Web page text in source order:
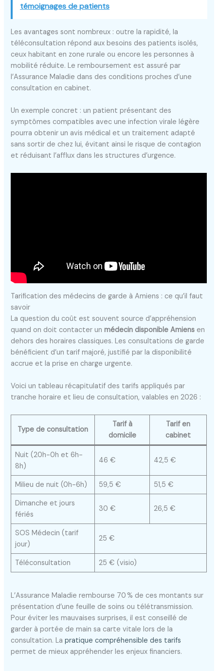
témoignages de patients
Les avantages sont nombreux : outre la rapidité, la
téléconsultation répond aux besoins des patients isolés,
ceux habitant en zone rurale ou encore les personnes à
mobilité réduite. Le remboursement est assuré par
l’Assurance Maladie dans des conditions proches d’une
consultation en cabinet.
Un exemple concret : un patient présentant des
symptômes compatibles avec une infection virale légère
pourra obtenir un avis médical et un traitement adapté
sans sortir de chez lui, évitant ainsi le risque de contagion
et réduisant l’afflux dans les structures d’urgence.
Tarification des médecins de garde à Amiens : ce qu’il faut
savoir
La question du coût est souvent source d’appréhension
quand on doit contacter unmédecin disponible Amiens en
dehors des horaires classiques. Les consultations de garde
bénéficient d’un tarif majoré, justifié par la disponibilité
accrue et la prise en charge urgente.
Voici un tableau récapitulatif des tarifs appliqués par
tranche horaire et lieu de consultation, valables en 2026 :
Type de consultation
Tarif à
domicile
Tarif en
cabinet
Nuit (20h-0h et 6h-
8h)
46 € 42,5 €
Milieu de nuit (0h-6h) 59,5 €
51,5 €
Dimanche et jours
fériés
30 € 26,5 €
SOS Médecin (tarif
jour)
25 €
Téléconsultation 25 € (visio)
L’Assurance Maladie rembourse 70 % de ces montants sur
présentation d’une feuille de soins ou télétransmission.
Pour éviter les mauvaises surprises, il est conseillé de
garder à portée de main sa carte vitale lors de la
consultation. Lapratique compréhensible des tarifs
permet de mieux appréhender les enjeux financiers.